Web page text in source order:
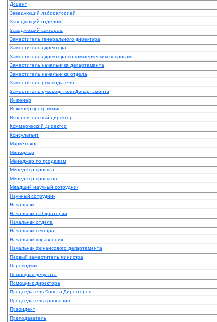
Доцент
Заведующий лабораторией
Заведующий отделом
Заведующий сектором
Заместитель генерального директора
Заместитель директора
Заместитель директора по коммерческим вопросам
Заместитель начальника департамента
Заместитель начальника отдела
Заместитель руководителя
Заместитель руководителя Департамента
Инженер
Инженер-программист
Исполнительный директор
Коммерческий директор
Консультант
Маркетолог
Менеджер
Менеджер по продажам
Менеджер проекта
Менеджер проектов
Младший научный сотрудник
Научный сотрудник
Начальник
Начальник лаборатории
Начальник отдела
Начальник сектора
Начальник управления
Начальник финансового департамента
Первый заместитель министра
Переводчик
Помощник депутата
Помощник директора
Председатель Совета Директоров
Председатель правления
Президент
Преподаватель